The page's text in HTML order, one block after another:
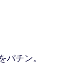
パチン。